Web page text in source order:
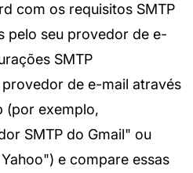
com os requisitos SMTP
pelo seu provedor de e-
SMTP
de e-mail através
(por exemplo,
SMTP do Gmail" ou
e compare essas